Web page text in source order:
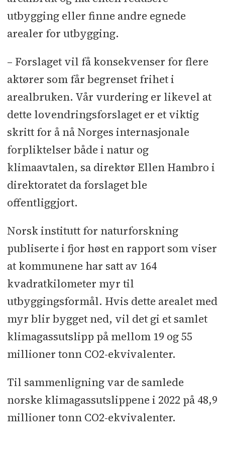
utbygging eller finne andre egnede
arealer for utbygging.
– Forslaget vil få konsekvenser for flere
aktører som får begrenset frihet i
arealbruken. Vår vurdering er likevel at
dette lovendringsforslaget er et viktig
skritt for å nå Norges internasjonale
forpliktelser både i natur og
klimaavtalen, sa direktør Ellen Hambro i
direktoratet da forslaget ble
offentliggjort.
Norsk institutt for naturforskning
publiserte i fjor høst en rapport som viser
at kommunene har satt av 164
kvadratkilometer myr til
utbyggingsformål. Hvis dette arealet med
myr blir bygget ned, vil det gi et samlet
klimagassutslipp på mellom 19 og 55
millioner tonn CO2-ekvivalenter.
Til sammenligning var de samlede
norske klimagassutslippene i 2022 på 48,9
millioner tonn CO2-ekvivalenter.